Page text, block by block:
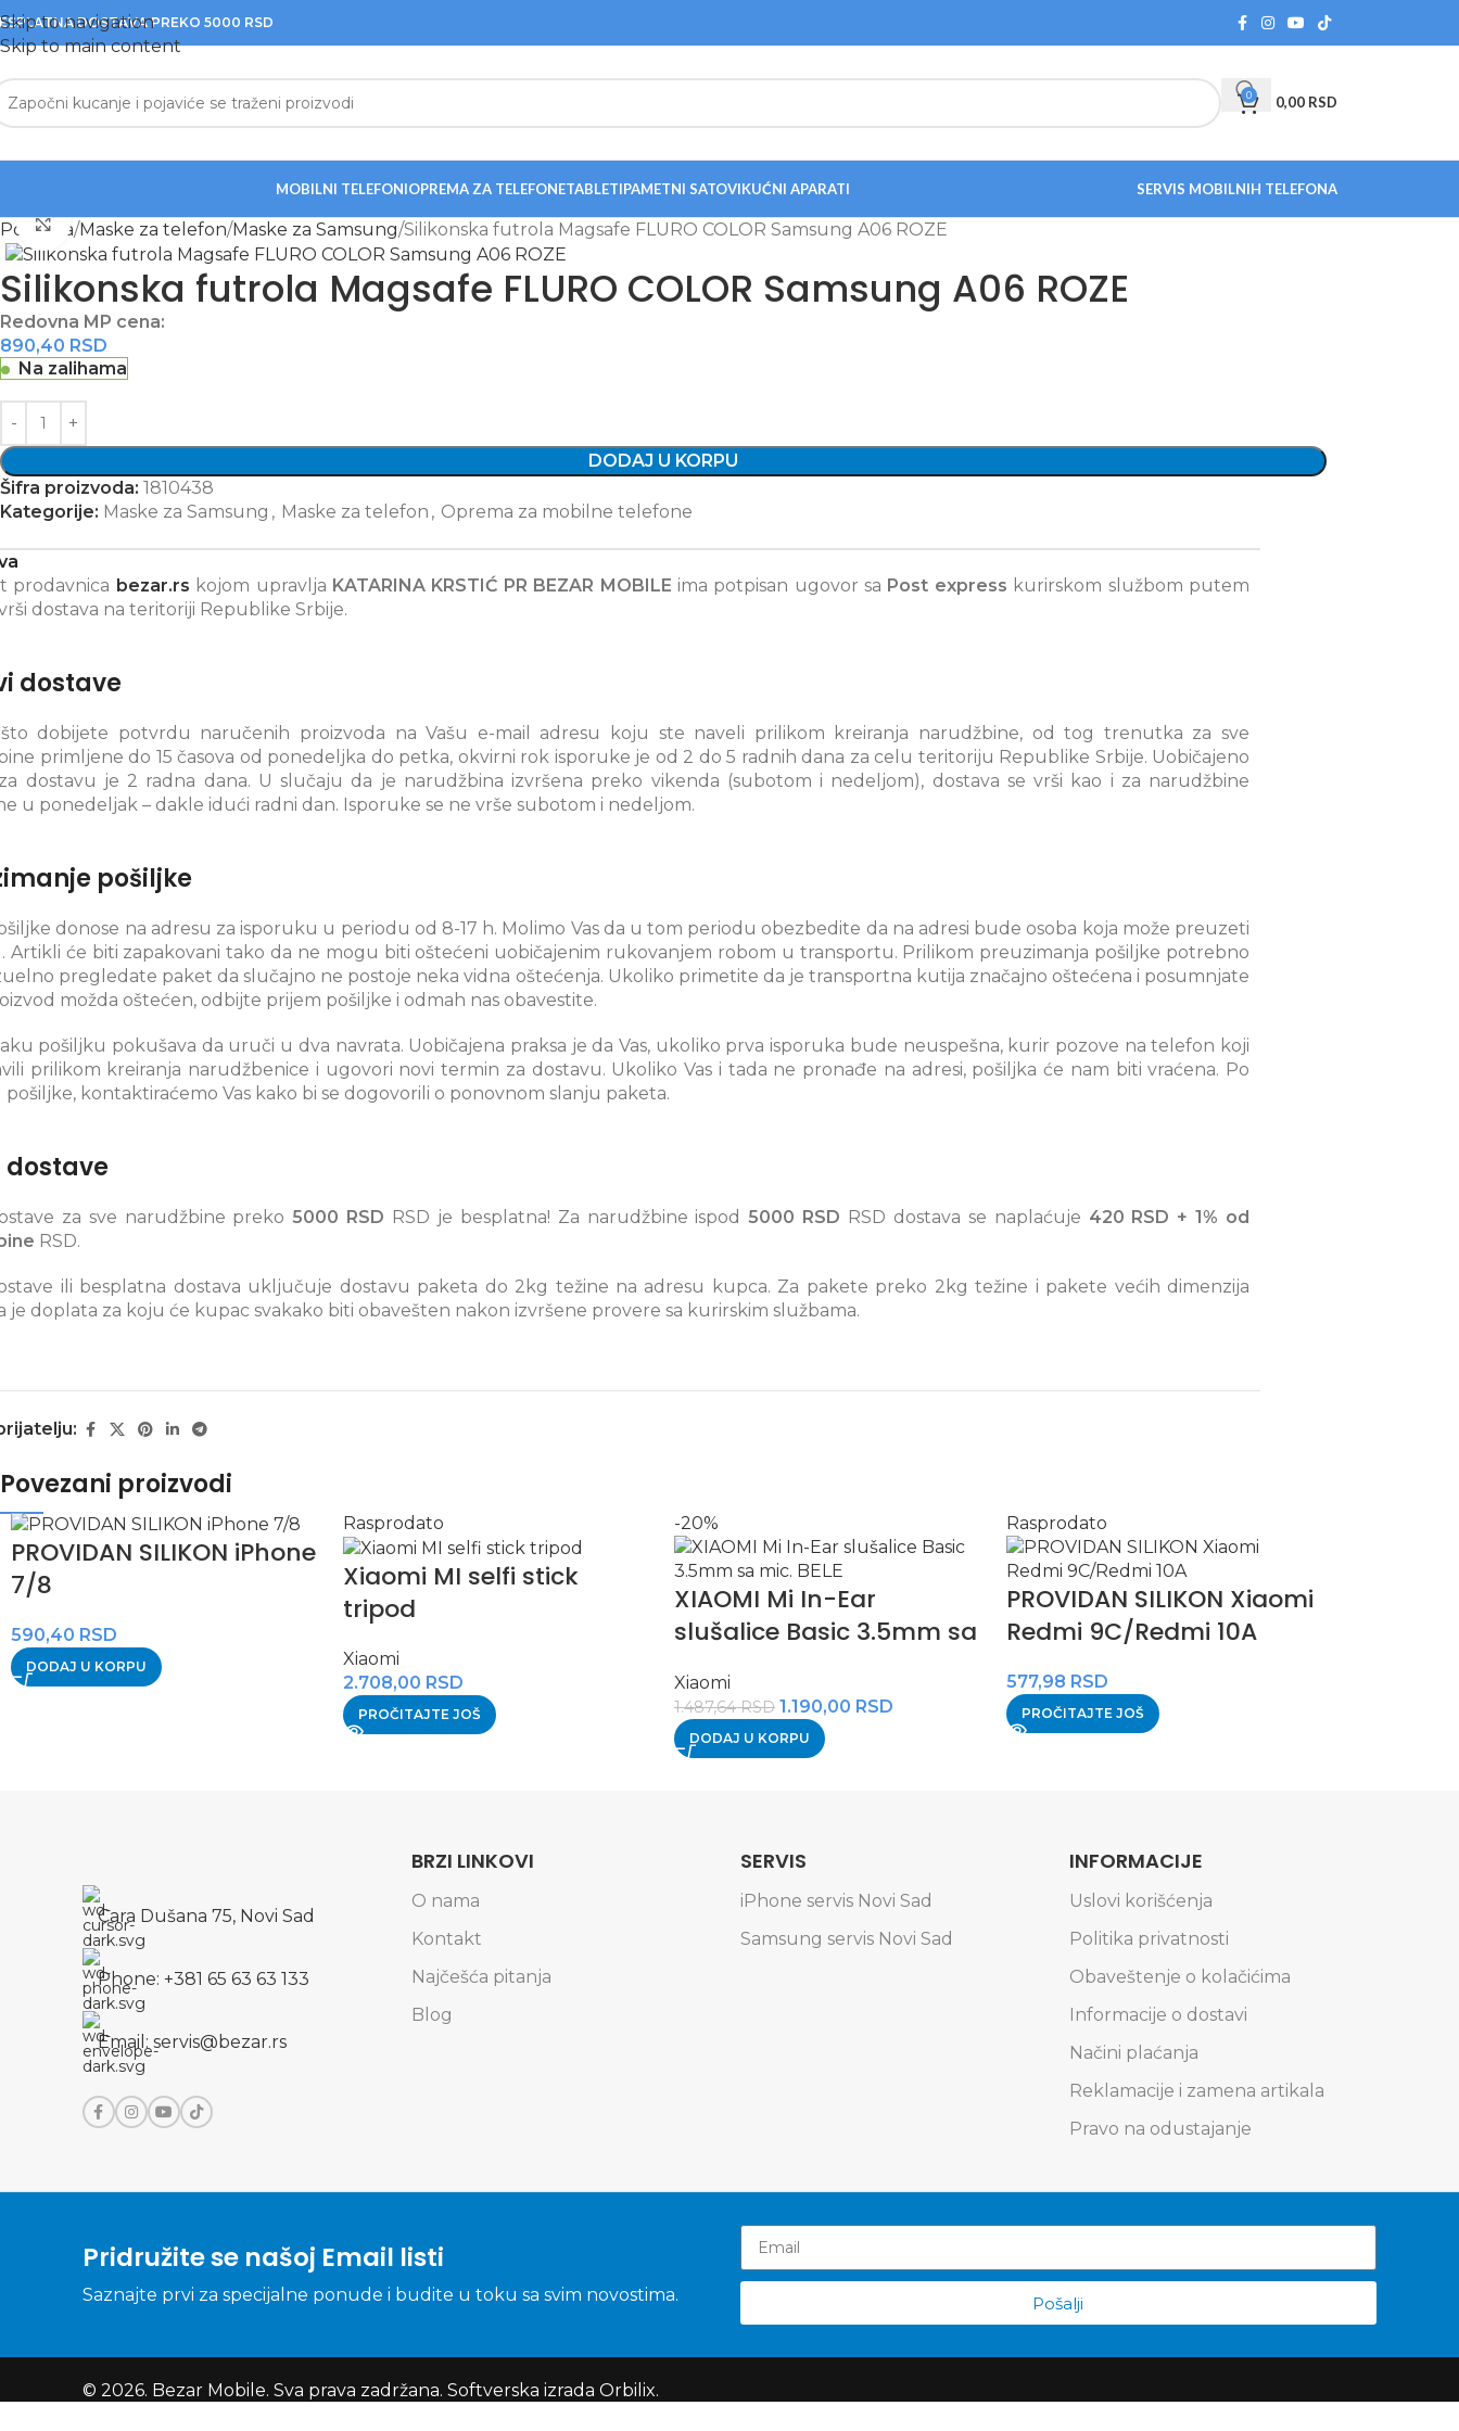
Skip to navigation
Skip to main content
DOSTAVA PREKO 5000 RSD
0 0,00 RSD
MOBILNI TELEFONIOPREMA ZA TELEFONETABLETIPAMETNI SATOVIKUĆNI APARATI SERVIS MOBILNIH TELEFONA
Početna Maske za telefon Maske za Samsung Silikonska futrola Magsafe FLURO COLOR Samsung A06 ROZE
Zumiraj sliku
Silikonska futrola Magsafe FLURO COLOR Samsung A06 ROZE
Redovna MP cena:
890,40 RSD
Na zalihama
DODAJ U KORPU
Šifra proizvoda: 1810438
Kategorije: Maske za Samsung , Maske za telefon , Oprema za mobilne telefone
prodavnica bezar.rs kojom upravlja KATARINA KRSTIĆ PR BEZAR MOBILE ima potpisan ugovor sa Post express kurirskom službom putem
dostava na teritoriji Republike Srbije.
dostave
dobijete potvrdu naručenih proizvoda na Vašu e-mail adresu koju ste naveli prilikom kreiranja narudžbine, od tog trenutka za sve
primljene do 15 časova od ponedeljka do petka, okvirni rok isporuke je od 2 do 5 radnih dana za celu teritoriju Republike Srbije. Uobičajeno
dostavu je 2 radna dana. U slučaju da je narudžbina izvršena preko vikenda (subotom i nedeljom), dostava se vrši kao i za narudžbine
u ponedeljak – dakle idući radni dan. Isporuke se ne vrše subotom i nedeljom.
pošiljke
donose na adresu za isporuku u periodu od 8-17 h. Molimo Vas da u tom periodu obezbedite da na adresi bude osoba koja može preuzeti
Artikli će biti zapakovani tako da ne mogu biti oštećeni uobičajenim rukovanjem robom u transportu. Prilikom preuzimanja pošiljke potrebno
pregledate paket da slučajno ne postoje neka vidna oštećenja. Ukoliko primetite da je transportna kutija značajno oštećena i posumnjate
možda oštećen, odbijte prijem pošiljke i odmah nas obavestite.
pošiljku pokušava da uruči u dva navrata. Uobičajena praksa je da Vas, ukoliko prva isporuka bude neuspešna, kurir pozove na telefon koji
prilikom kreiranja narudžbenice i ugovori novi termin za dostavu. Ukoliko Vas i tada ne pronađe na adresi, pošiljka će nam biti vraćena. Po
kontaktiraćemo Vas kako bi se dogovorili o ponovnom slanju paketa.
dostave
za sve narudžbine preko5000 RSD RSD je besplatna! Za narudžbine ispod5000 RSD RSD dostava se naplaćuje 420 RSD + 1% od
RSD.
ili besplatna dostava uključuje dostavu paketa do 2kg težine na adresu kupca. Za pakete preko 2kg težine i pakete većih dimenzija
je doplata za koju će kupac svakako biti obavešten nakon izvršene provere sa kurirskim službama.
Povezani proizvodi
PROVIDAN SILIKON iPhone
7/8
590,40 RSD
DODAJ U KORPU
Rasprodato
Xiaomi MI selfi stick
tripod
Xiaomi
2.708,00 RSD
PROČITAJTE JOŠ
-20%
XIAOMI Mi In-Ear
slušalice Basic 3.5mm sa
Xiaomi
1.487,64RSD 1.190,00 RSD
DODAJ U KORPU
Rasprodato
PROVIDAN SILIKON Xiaomi
Redmi 9C/Redmi 10A
577,98 RSD
PROČITAJTE JOŠ
Cara Dušana 75, Novi Sad
Phone: +381 65 63 63 133
Email: servis@bezar.rs
BRZI LINKOVI
O nama
Kontakt
Najčešća pitanja
Blog
SERVIS
iPhone servis Novi Sad
Samsung servis Novi Sad
INFORMACIJE
Uslovi korišćenja
Politika privatnosti
Obaveštenje o kolačićima
Informacije o dostavi
Načini plaćanja
Reklamacije i zamena artikala
Pravo na odustajanje
Pridružite se našoj Email listi
Saznajte prvi za specijalne ponude i budite u toku sa svim novostima. Pošalji
© 2026. Bezar Mobile. Sva prava zadržana. Softverska izrada Orbilix.